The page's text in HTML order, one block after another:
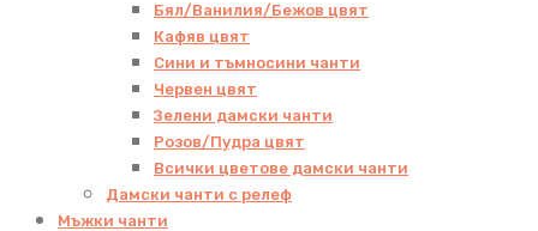
Бял/Ванилия/Бежов цвят
Кафяв цвят
Сини и тъмносини чанти
Червен цвят
Зелени дамски чанти
Розов/Пудра цвят
Всички цветове дамски чанти
Дамски чанти с релеф
Мъжки чанти